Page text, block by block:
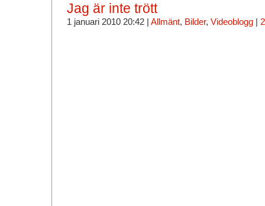
Jag är inte trött
1 januari 2010 20:42 | Allmänt, Bilder, Videoblogg|